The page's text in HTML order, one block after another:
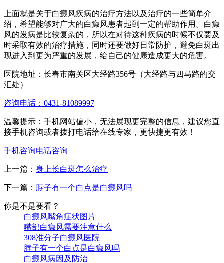
上面就是关于白癜风疾病的治疗方法以及治疗的一些简单介
绍，希望能够对广大的白癜风患者起到一定的帮助作用。白癜
风的发病是比较复杂的，所以在对待这种疾病的时候不仅要及
时采取有效的治疗措施，同时还要做好日常防护，避免白斑出
现进入到更为严重的发展，给自己的健康造成更大的危害。
医院地址：长春市南关区大经路356号（大经路与四马路的交
汇处）
咨询电话：0431-81089997
温馨提示：手机网站偏小，无法展现更完整的信息，建议您直
接手机咨询或者拨打电话给在线专家，更快捷更有效！
手机咨询电话咨询
上一篇： 身上长白斑怎么治疗
下一篇： 脖子有一个白点是白癜风吗
你是不是要看？
白癜风嘴角症状图片
嘴部白癜风需要注意什么
308准分子白癜风医院
脖子有一个白点是白癜风吗
白癜风病因及防治